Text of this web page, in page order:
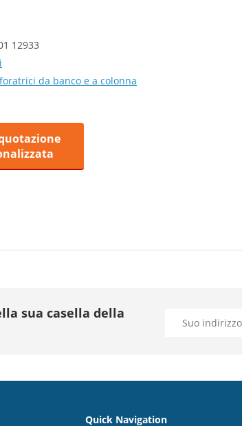
12933
da banco e a colonna
sua casella della
Quick Navigation